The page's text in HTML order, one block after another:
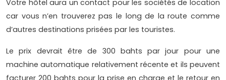
Votre hôtel aura un contact pour les sociétés de location
car vous n’en trouverez pas le long de la route comme
d’autres destinations prisées par les touristes.
Le prix devrait être de 300 bahts par jour pour une
machine automatique relativement récente et ils peuvent